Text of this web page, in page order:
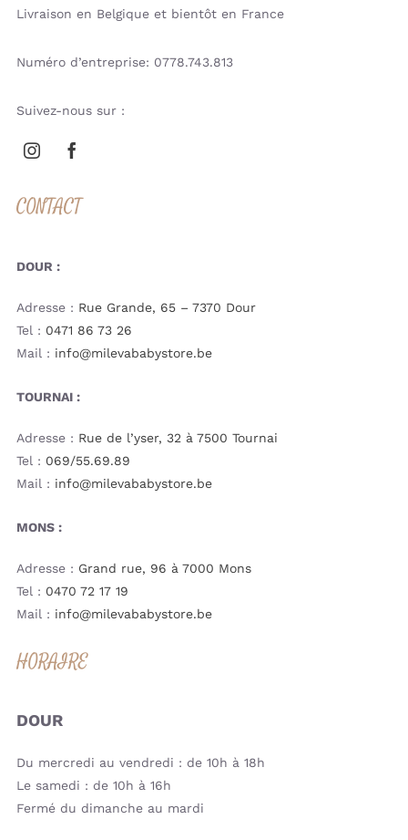
Livraison en Belgique et bientôt en France
Numéro d’entreprise: 0778.743.813
Suivez-nous sur :
CONTACT
DOUR :
Adresse : Rue Grande, 65 – 7370 Dour
Tel : 0471 86 73 26
Mail : info@milevababystore.be
TOURNAI :
Adresse : Rue de l’yser, 32 à 7500 Tournai
Tel : 069/55.69.89
Mail : info@milevababystore.be
MONS :
Adresse : Grand rue, 96 à 7000 Mons
Tel : 0470 72 17 19
Mail : info@milevababystore.be
HORAIRE
DOUR
Du mercredi au vendredi : de 10h à 18h
Le samedi : de 10h à 16h
Fermé du dimanche au mardi